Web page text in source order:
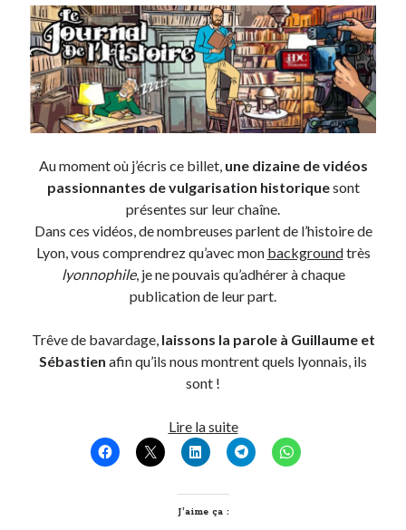
Lyon à Livre Ouvert
Mini-monsieur
Non classé
Parole de Follower
Patchwork
Photos
Proust
Sons
Sorties cuculturelles
Tavukoi
Vidéos
Au moment où j’écris ce billet, une dizaine de vidéos
passionnantes de vulgarisation historiquesont
présentes sur leur chaîne.
Dans ces vidéos, de nombreuses parlent de l’histoire de
Lyon, vous comprendrez qu’avec mon backgroundtrès
lyonnophile, je ne pouvais qu’adhérer à chaque
publication de leur part.
Trêve de bavardage, laissons la parole à Guillaume et
Sébastien afin qu’ils nous montrent quels lyonnais, ils
sont !
Lire la suiteQuels
lyonnais
êtes-
J’aime ça :